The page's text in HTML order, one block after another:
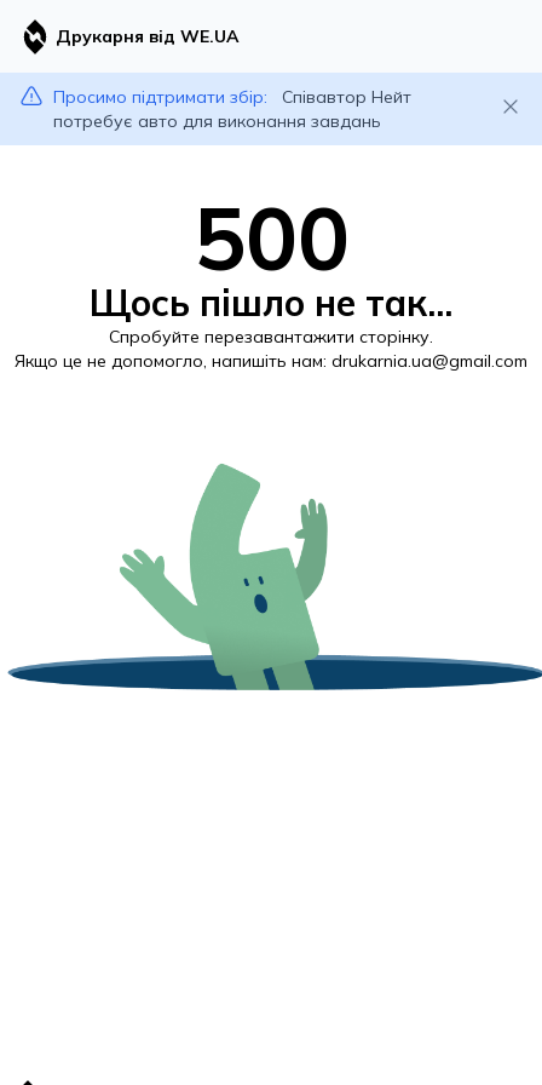
Друкарня від WE.UA
Просимо підтримати збір:
Співавтор Нейт
потребує авто для виконання завдань
500
Щось пішло не так...
Спробуйте перезавантажити сторінку.
Якщо це не допомогло, напишіть нам: drukarnia.ua@gmail.com